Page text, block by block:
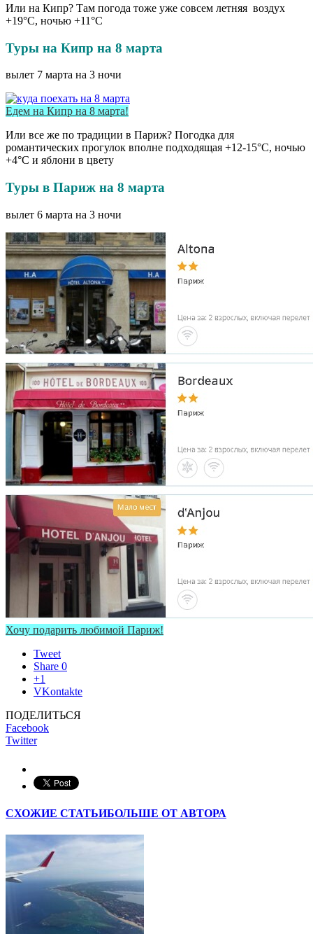
Или на Кипр? Там погода тоже уже совсем летняя воздух
+19°С, ночью +11°С
Туры на Кипр на 8 марта
вылет 7 марта на 3 ночи
Едем на Кипр на 8 марта!
Или все же по традиции в Париж? Погодка для
романтических прогулок вполне подходящая +12-15°С, ночью
+4°С и яблони в цвету
Туры в Париж на 8 марта
вылет 6 марта на 3 ночи
Хочу подарить любимой Париж!
Tweet
Share 0
+1
VKontakte
ПОДЕЛИТЬСЯ
Facebook
Twitter
СХОЖИЕ СТАТЬИБОЛЬШЕ ОТ АВТОРА